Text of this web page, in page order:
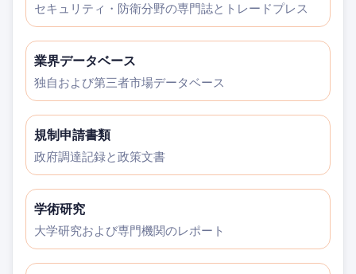
セキュリティ・防衛分野の専門誌とトレードプレス
業界データベース
独自および第三者市場データベース
規制申請書類
政府調達記録と政策文書
学術研究
大学研究および専門機関のレポート